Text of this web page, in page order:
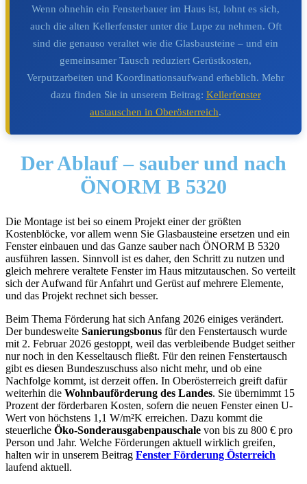
Wenn ohnehin ein Fensterbauer im Haus ist, lohnt es sich,
auch die alten Kellerfenster unter die Lupe zu nehmen. Oft
sind die genauso veraltet wie die Glasbausteine – und ein
gemeinsamer Tausch reduziert Gerüstkosten,
Verputzarbeiten und Koordinationsaufwand erheblich. Mehr
dazu finden Sie in unserem Beitrag: Kellerfenster
austauschen in Oberösterreich.
Der Ablauf –sauber und nach
ÖNORM B 5320
Die Montage ist bei so einem Projekt einer der größten
Kostenblöcke, vor allem wenn Sie Glasbausteine ersetzen und ein
Fenster einbauen und das Ganze sauber nach ÖNORM B 5320
ausführen lassen. Sinnvoll ist es daher, den Schritt zu nutzen und
gleich mehrere veraltete Fenster im Haus mitzutauschen. So verteilt
sich der Aufwand für Anfahrt und Gerüst auf mehrere Elemente,
und das Projekt rechnet sich besser.
Beim Thema Förderung hat sich Anfang 2026 einiges verändert.
Der bundesweite Sanierungsbonus für den Fenstertausch wurde
mit 2. Februar 2026 gestoppt, weil das verbleibende Budget seither
nur noch in den Kesseltausch fließt. Für den reinen Fenstertausch
gibt es diesen Bundeszuschuss also nicht mehr, und ob eine
Nachfolge kommt, ist derzeit offen. In Oberösterreich greift dafür
weiterhin die Wohnbauförderung des Landes. Sie übernimmt 15
Prozent der förderbaren Kosten, sofern die neuen Fenster einen U-
Wert von höchstens 1,1 W/m²K erreichen. Dazu kommt die
steuerliche Öko-Sonderausgabenpauschale von bis zu 800 € pro
Person und Jahr. Welche Förderungen aktuell wirklich greifen,
halten wir in unserem Beitrag Fenster Förderung Österreich
laufend aktuell.